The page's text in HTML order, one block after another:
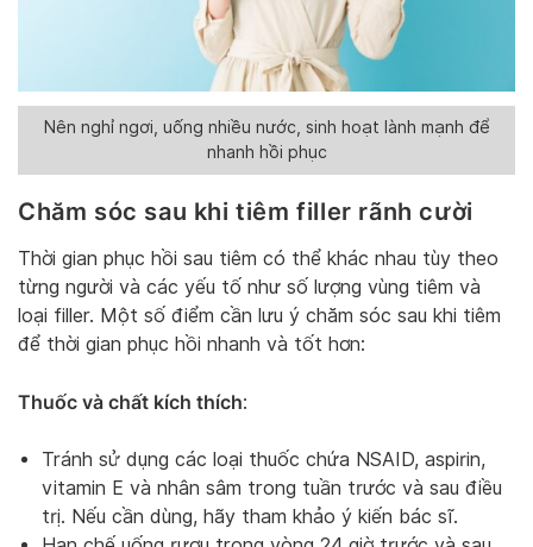
Nên nghỉ ngơi, uống nhiều nước, sinh hoạt lành mạnh để
nhanh hồi phục
Chăm sóc sau khi tiêm filler rãnh cười
Thời gian phục hồi sau tiêm có thể khác nhau tùy theo
từng người và các yếu tố như số lượng vùng tiêm và
loại filler. Một số điểm cần lưu ý chăm sóc sau khi tiêm
để thời gian phục hồi nhanh và tốt hơn:
Thuốc và chất kích thích:
Tránh sử dụng các loại thuốc chứa NSAID, aspirin,
vitamin E và nhân sâm trong tuần trước và sau điều
trị. Nếu cần dùng, hãy tham khảo ý kiến bác sĩ.